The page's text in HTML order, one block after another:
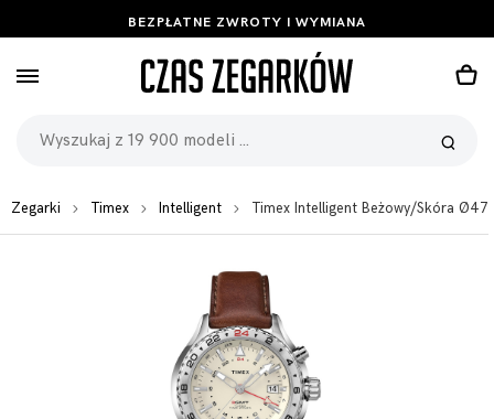
BEZPŁATNE ZWROTY I WYMIANA
Zegarki Timex Intelligent Timex Intelligent Beżowy/Skóra Ø47